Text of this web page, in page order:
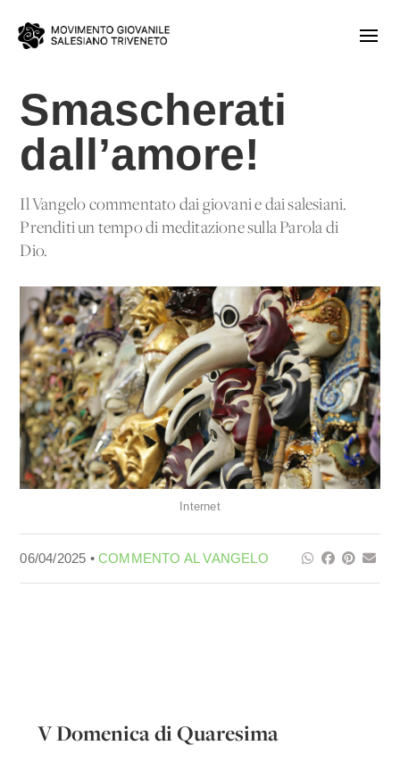
Smascherati
dall’amore!
Il Vangelo commentato dai giovani e dai salesiani.
Prenditi un tempo di meditazione sulla Parola di
Dio.
Internet
06/04/2025 •COMMENTO AL VANGELO
V Domenica di Quaresima